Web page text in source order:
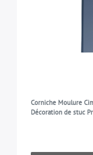
Corniche Moulure
Décoration de stuc